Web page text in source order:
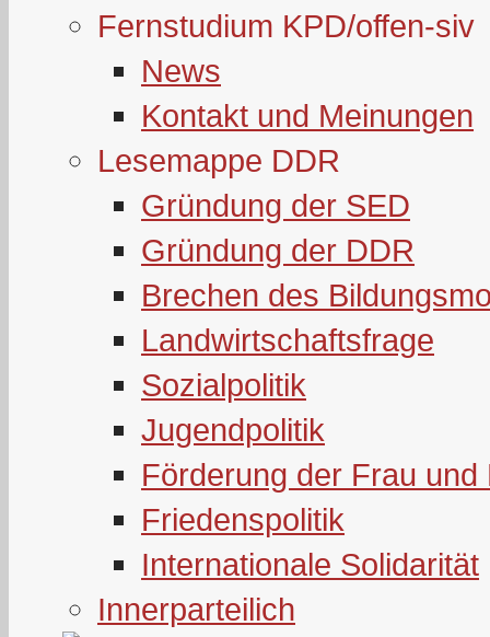
Fernstudium KPD/offen-siv
News
Kontakt und Meinungen
Lesemappe DDR
Gründung der SED
Gründung der DDR
Brechen des
Landwirtschaftsfrage
Sozialpolitik
Jugendpolitik
Förderung der Frau und
Friedenspolitik
Internationale Solidarität
Innerparteilich